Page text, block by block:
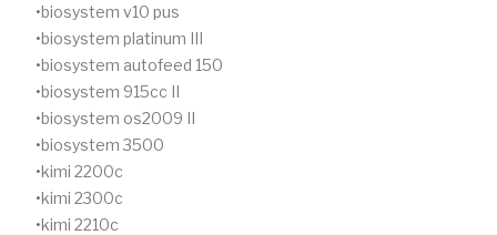
biosystem v10 pus
biosystem platinum III
biosystem autofeed 150
biosystem 915cc II
biosystem os2009 II
biosystem 3500
kimi 2200c
kimi 2300c
kimi 2210c